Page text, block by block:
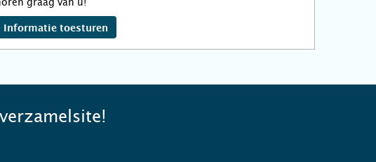
Informatie toesturen